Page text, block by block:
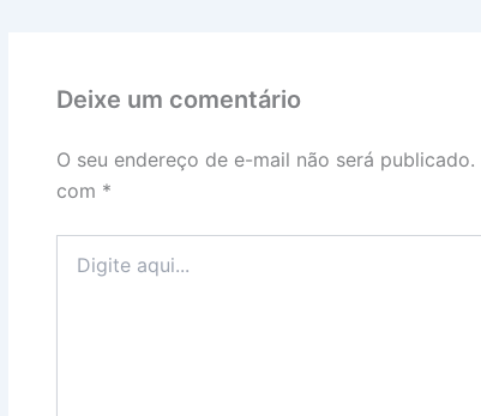
Deixe um comentário
O seu endereço de e-mail não será publicado.
com *
aqui...